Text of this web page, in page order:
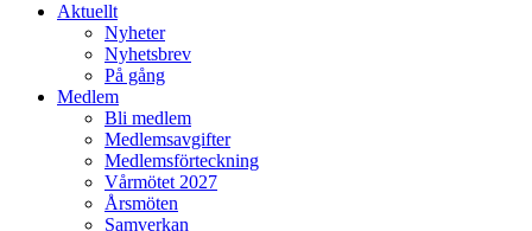
Aktuellt
Nyheter
Nyhetsbrev
På gång
Medlem
Bli medlem
Medlemsavgifter
Medlemsförteckning
Vårmötet 2027
Årsmöten
Samverkan